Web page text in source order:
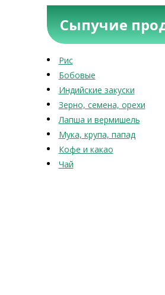
Сыпучие
Рис
Бобовые
Индийские закуски
Зерно, семена, орехи
Лапша и вермишель
Мука, крупа, папад
Кофе и какао
Чай